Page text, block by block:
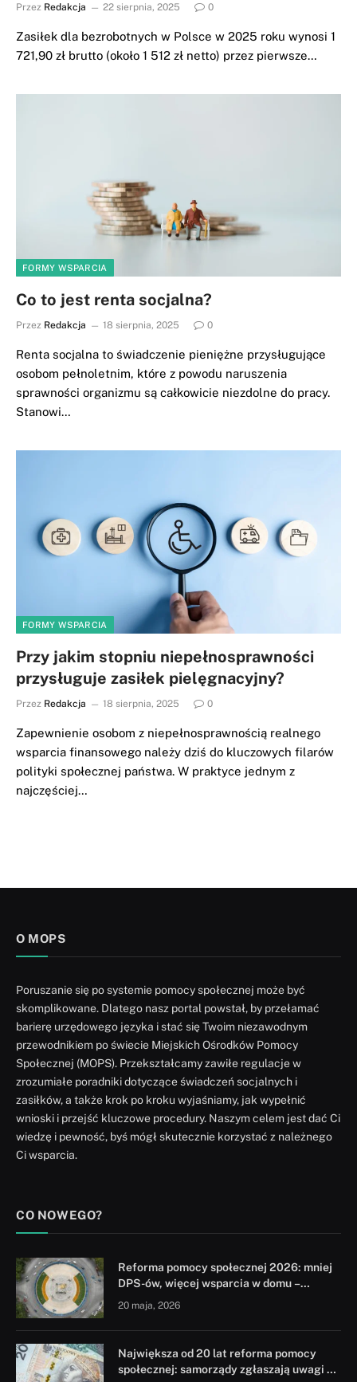
Przez Redakcja 22 sierpnia, 2025 0
Zasiłek dla bezrobotnych w Polsce w 2025 roku wynosi 1
721,90 zł brutto (około 1 512 zł netto) przez pierwsze…
FORMY WSPARCIA
Co to jest renta socjalna?
Przez Redakcja 18 sierpnia, 2025 0
Renta socjalna to świadczenie pieniężne przysługujące
osobom pełnoletnim, które z powodu naruszenia
sprawności organizmu są całkowicie niezdolne do pracy.
Stanowi…
FORMY WSPARCIA
Przy jakim stopniu niepełnosprawności
przysługuje zasiłek pielęgnacyjny?
Przez Redakcja 18 sierpnia, 2025 0
Zapewnienie osobom z niepełnosprawnością realnego
wsparcia finansowego należy dziś do kluczowych filarów
polityki społecznej państwa. W praktyce jednym z
najczęściej…
O MOPS
Poruszanie się po systemie pomocy społecznej może być
skomplikowane. Dlatego nasz portal powstał, by przełamać
barierę urzędowego języka i stać się Twoim niezawodnym
przewodnikiem po świecie Miejskich Ośrodków Pomocy
Społecznej (MOPS). Przekształcamy zawiłe regulacje w
zrozumiałe poradniki dotyczące świadczeń socjalnych i
zasiłków, a także krok po kroku wyjaśniamy, jak wypełnić
wnioski i przejść kluczowe procedury. Naszym celem jest dać Ci
wiedzę i pewność, byś mógł skutecznie korzystać z należnego
Ci wsparcia.
CO NOWEGO?
Reforma pomocy społecznej 2026: mniej
DPS-ów, więcej wsparcia w domu –
założenia projektu UD315
20 maja, 2026
Największa od 20 lat reforma pomocy
społecznej: samorządy zgłaszają uwagi do